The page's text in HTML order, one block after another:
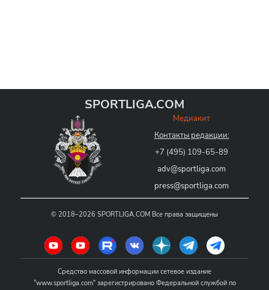
SPORTLIGA.COM
Медиакит
Контакты редакции:
+7 (495) 109-65-89
adv@sportliga.com
press@sportliga.com
© 2018–2026 SPORTLIGA.COM Все права защищены
Средство массовой информации сетевое издание
"www.sportliga.com" зарегистрировано Федеральной службой по